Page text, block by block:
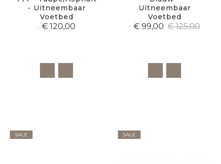
- Uitneembaar
Voetbed
€ 120,00
Uitneembaar
Voetbed
€ 99,00 € 125,00
SALE SALE